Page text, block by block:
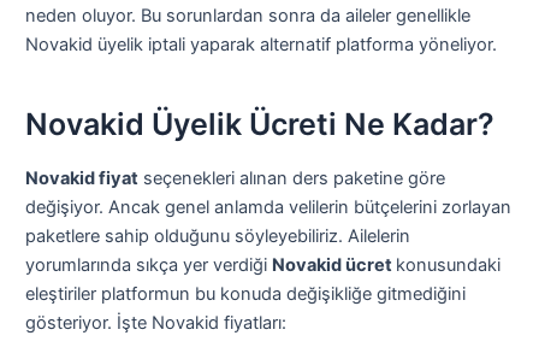
neden oluyor. Bu sorunlardan sonra da aileler genellikle
Novakid üyelik iptali yaparak alternatif platforma yöneliyor.
Novakid Üyelik Ücreti Ne Kadar?
Novakid fiyat seçenekleri alınan ders paketine göre
değişiyor. Ancak genel anlamda velilerin bütçelerini zorlayan
paketlere sahip olduğunu söyleyebiliriz. Ailelerin
yorumlarında sıkça yer verdiği Novakid ücret konusundaki
eleştiriler platformun bu konuda değişikliğe gitmediğini
gösteriyor. İşte Novakid fiyatları: